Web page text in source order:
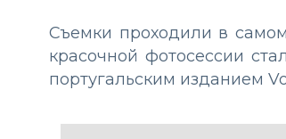
Съемки проходили в
красочной фотосессии
португальским изданием